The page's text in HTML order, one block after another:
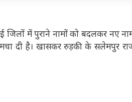
में पुराने नामों को बदलकर नए
दी है। खासकर रुड़की के सलेमपुर